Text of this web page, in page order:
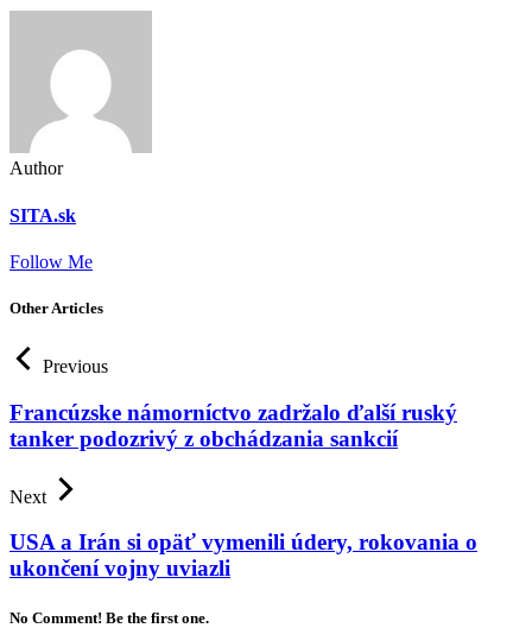
Author
SITA.sk
Follow Me
Other Articles
Previous
Francúzske námorníctvo zadržalo ďalší ruský
tanker podozrivý z obchádzania sankcií
Next
USA a Irán si opäť vymenili údery, rokovania o
ukončení vojny uviazli
No Comment! Be the first one.